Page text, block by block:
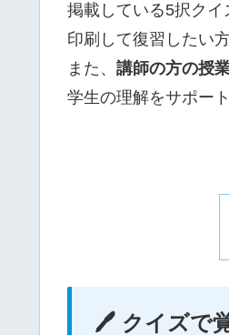
掲載している5択クイ
印刷して復習したい
また、 講師の方の授
学生の理解をサポー
🖊️ クイズで